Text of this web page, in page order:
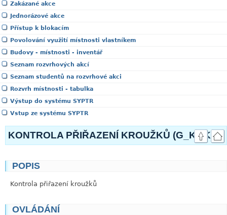
Zakázané akce
Jednorázové akce
Přístup k blokacím
Povolování využití místnosti vlastníkem
Budovy - místnosti - inventář
Seznam rozvrhových akcí
Seznam studentů na rozvrhové akci
Rozvrh místnosti - tabulka
Výstup do systému SYPTR
Vstup ze systému SYPTR
KONTROLA PŘIŘAZENÍ KROUŽKŮ (G_KOKR)
POPIS
Kontrola přiřazení kroužků
OVLÁDÁNÍ